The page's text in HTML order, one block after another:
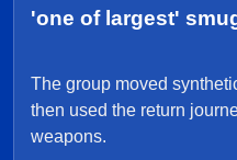
'one of largest'
The group moved
then used the return
weapons.